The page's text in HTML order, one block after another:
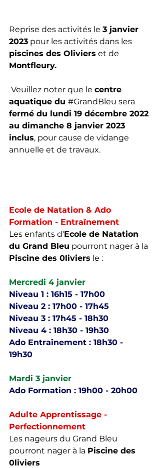
Reprise des activités le 3 janvier
2023 pour les activités dans les
piscines des Oliviers et de
Montfleury.
Veuillez noter que le centre
aquatique du #GrandBleu sera
fermé du lundi 19 décembre 2022
au dimanche 8 janvier 2023
inclus, pour cause de vidange
annuelle et de travaux.
Ecole de Natation & Ado
Formation - Entraînement
Les enfants d'Ecole de Natation
du Grand Bleu pourront nager à la
Piscine des 0liviers le :
Mercredi 4 janvier
Niveau 1 : 16h15 - 17h00
Niveau 2 : 17h00 - 17h45
Niveau 3 : 17h45 - 18h30
Niveau 4 : 18h30 - 19h30
Ado Entraînement : 18h30 -
19h30
Mardi 3 janvier
Ado Formation : 19h00 - 20h00
Adulte Apprentissage -
Perfectionnement
Les nageurs du Grand Bleu
pourront nager à la Piscine des
0liviers